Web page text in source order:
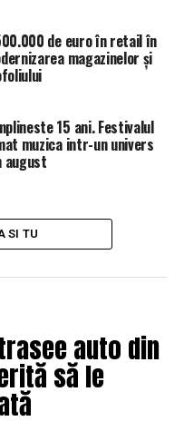
ale lui
în cadrul
ca parte a
având potențial de a
securității
a Statului.
încrederea în instituțiile
Național
ar fi trebui să
riscurile
de euro în retail în
magazinelor și
15 ani. Festivalul
muzica intr-un univers
august
SI TU
auto din
să le